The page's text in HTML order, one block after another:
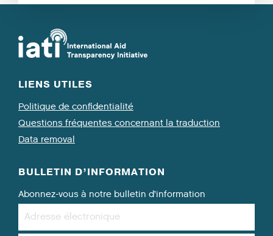
LIENS UTILES
Politique de confidentialité
Questions fréquentes concernant la traduction
Data removal
BULLETIN D’INFORMATION
Abonnez-vous à notre bulletin d’information